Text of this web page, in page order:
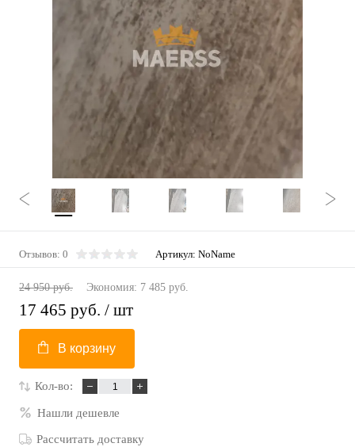
Отзывов: 0 Артикул: NoName
24 950 руб. Экономия: 7 485 руб.
17 465 руб. / шт
В корзину
Кол-во:
Нашли дешевле
Рассчитать доставку